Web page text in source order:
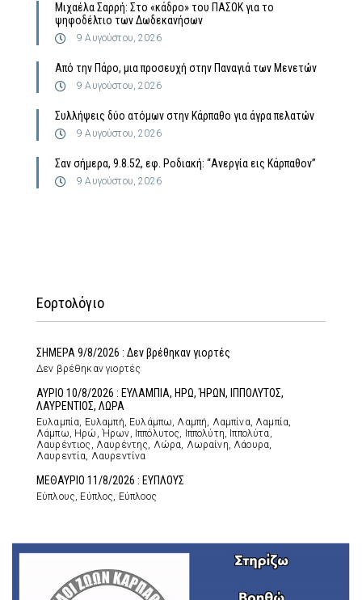
Μιχαέλα Σαρρή: Στο «κάδρο» του ΠΑΣΟΚ για το
ψηφοδέλτιο των Δωδεκανήσων
9 Αυγούστου, 2026
Από την Πάρο, μια προσευχή στην Παναγιά των Μενετών
9 Αυγούστου, 2026
Συλλήψεις δύο ατόμων στην Κάρπαθο για άγρα πελατών
9 Αυγούστου, 2026
Σαν σήμερα, 9.8.52, εφ. Ροδιακή: “Ανεργία εις Κάρπαθον”
9 Αυγούστου, 2026
Εορτολόγιο
ΣΗΜΕΡΑ 9/8/2026 : Δεν βρέθηκαν γιορτές
Δεν βρέθηκαν γιορτές
ΑΥΡΙΟ 10/8/2026 : ΕΥΛΑΜΠΙΑ, ΗΡΩ, ΉΡΩΝ, ΙΠΠΟΛΥΤΟΣ,
ΛΑΥΡΕΝΤΙΟΣ, ΛΩΡΑ
Ευλαμπία, Ευλαμπή, Ευλάμπω, Λαμπή, Λαμπίνα, Λαμπία,
Λάμπω, Ηρώ, Ήρων, Ιππόλυτος, Ιππολύτη, Ιππολύτα,
Λαυρέντιος, Λαυρέντης, Λώρα, Λωραίνη, Λάουρα,
Λαυρεντία, Λαυρεντίνα
ΜΕΘΑΥΡΙΟ 11/8/2026 : ΕΥΠΛΟΥΣ
Εύπλους, Εύπλος, Εύπλοος